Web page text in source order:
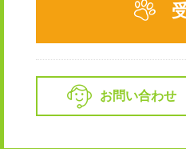
お問い合わせ